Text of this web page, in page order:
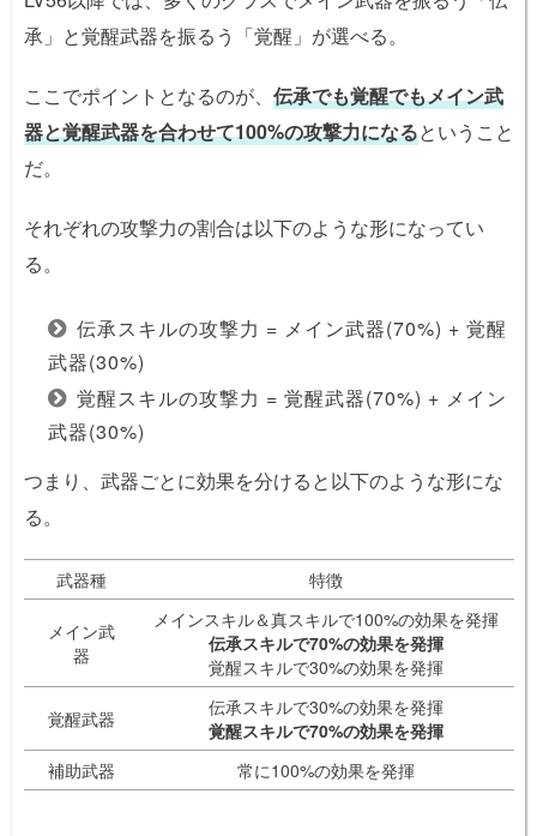
承」と覚醒武器を振るう「覚醒」が選べる。
ここでポイントとなるのが、 伝承でも覚醒でもメイン武
器と覚醒武器を合わせて100%の攻撃力になるということ
だ。
それぞれの攻撃力の割合は以下のような形になってい
る。
伝承スキルの攻撃力 = メイン武器(70%) + 覚醒
武器(30%)
覚醒スキルの攻撃力 = 覚醒武器(70%) + メイン
武器(30%)
つまり、武器ごとに効果を分けると以下のような形にな
る。
武器種 特徴
メイン武
器
メインスキル＆真スキルで100%の効果を発揮
伝承スキルで70%の効果を発揮
覚醒スキルで30%の効果を発揮
覚醒武器
伝承スキルで30%の効果を発揮
覚醒スキルで70%の効果を発揮
補助武器
常に100%の効果を発揮